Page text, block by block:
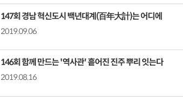
147회 경남 혁신도시 백년대계(百年大計)는 어디에
2019.09.06
146회 함께 만드는 '역사관' 흩어진 진주 뿌리 잇는다
2019.08.16